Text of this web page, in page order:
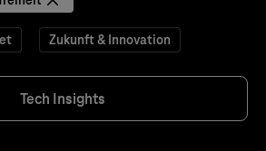
Zukunft & Innovation
Tech Insights